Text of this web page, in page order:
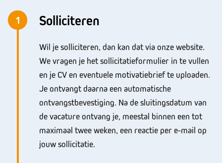
1 Solliciteren
Wil je solliciteren, dan kan dat via onze website.
We vragen je het sollicitatieformulier in te vullen
en je CV en eventuele motivatiebrief te uploaden.
Je ontvangt daarna een automatische
ontvangstbevestiging. Na de sluitingsdatum van
de vacature ontvang je, meestal binnen een tot
maximaal twee weken, een reactie per e-mail op
jouw sollicitatie.